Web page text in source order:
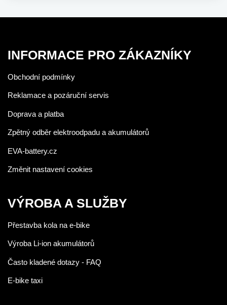
INFORMACE PRO ZÁKAZNÍKY
Obchodní podmínky
Reklamace a pozáruční servis
Doprava a platba
Zpětný odběr elektroodpadu a akumulátorů
EVA-battery.cz
Změnit nastavení cookies
VÝROBA A SLUŽBY
Přestavba kola na e-bike
Výroba Li-ion akumulátorů
Často kladené dotazy - FAQ
E-bike taxi